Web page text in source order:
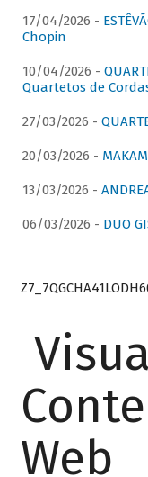
17/04/2026 -
Chopin
10/04/2026 -
Quartetos de
27/03/2026 -
20/03/2026 -
13/03/2026 -
06/03/2026 - DUO
Web